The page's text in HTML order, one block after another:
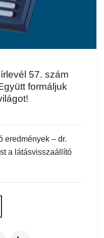
57. szám
formáljuk
eredmények – dr.
a látásvisszaállító